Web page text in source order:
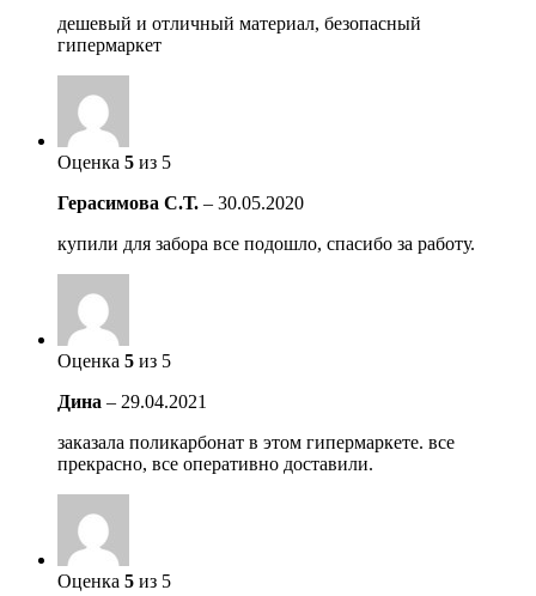
дешевый и отличный материал, безопасный
гипермаркет
Оценка 5 из 5
Герасимова С.Т. – 30.05.2020
купили для забора все подошло, спасибо за работу.
Оценка 5 из 5
Дина – 29.04.2021
заказала поликарбонат в этом гипермаркете. все
прекрасно, все оперативно доставили.
Оценка 5 из 5